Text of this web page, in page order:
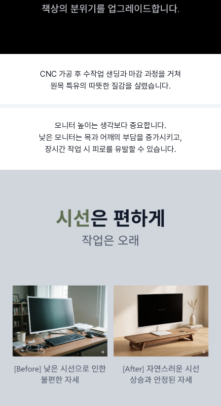
CNC 가공 후 수작업 샌딩과 마감 과정을 거쳐
원목 특유의 따뜻한 질감을 살렸습니다.
모니터 높이는 생각보다 중요합니다.
낮은 모니터는 목과 어깨의 부담을 증가시키고,
장시간 작업 시 피로를 유발할 수 있습니다.